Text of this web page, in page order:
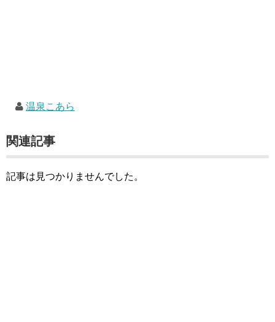
温泉こあら
関連記事
記事は見つかりませんでした。